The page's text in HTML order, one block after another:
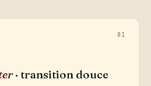
01
· transition douce